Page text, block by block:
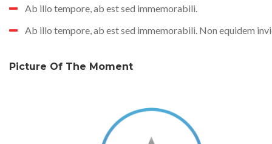
Ab illo tempore, ab est sed immemorabili.
Ab illo tempore, ab est sed immemorabili. Non equidem
Picture Of The Moment